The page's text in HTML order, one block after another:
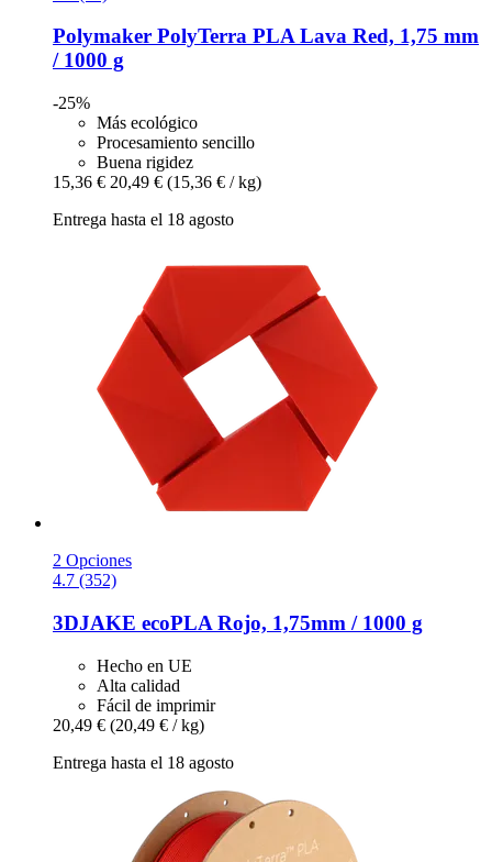
Polymaker PolyTerra PLA Lava Red, 1,75 mm
/ 1000 g
-25%
Más ecológico
Procesamiento sencillo
Buena rigidez
15,36 € 20,49 € (15,36 € / kg)
Entrega hasta el 18 agosto
2 Opciones
4.7 (352)
3DJAKE ecoPLA Rojo, 1,75mm / 1000 g
Hecho en UE
Alta calidad
Fácil de imprimir
20,49 € (20,49 € / kg)
Entrega hasta el 18 agosto